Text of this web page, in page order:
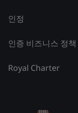
인정
인증 비즈니스 정책
Royal Charter